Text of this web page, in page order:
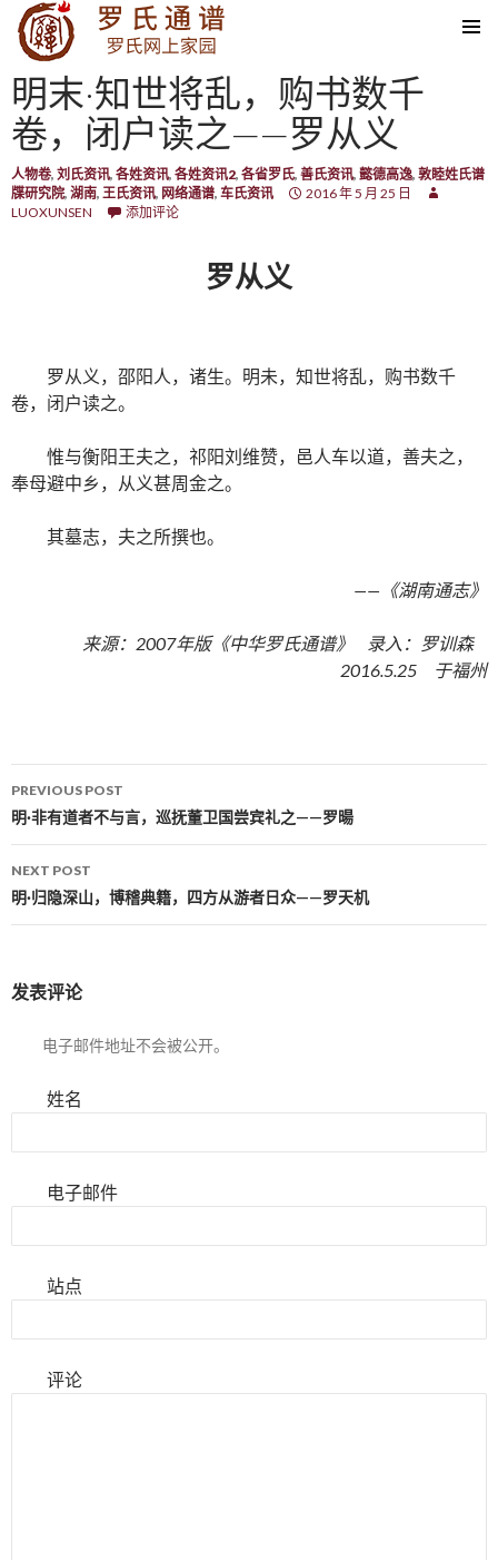
SKIP TO CONTENT
明末·知世将乱，购书数千
卷，闭户读之——罗从义
人物卷, 刘氏资讯, 各姓资讯, 各姓资讯2, 各省罗氏, 善氏资讯, 懿德高逸, 敦睦姓氏谱
牒研究院, 湖南, 王氏资讯, 网络通谱, 车氏资讯
2016 年 5 月 25 日
LUOXUNSEN
添加评论
罗从义
罗从义，邵阳人，诸生。明未，知世将乱，购书数千
卷，闭户读之。
惟与衡阳王夫之，祁阳刘维赞，邑人车以道，善夫之，
奉母避中乡，从义甚周金之。
其墓志，夫之所撰也。
——《湖南通志》
来源：2007年版《中华罗氏通谱》 录入：罗训森
2016.5.25 于福州
Post navigation
PREVIOUS POST
明·非有道者不与言，巡抚董卫国尝宾礼之——罗暘
NEXT POST
明·归隐深山，博稽典籍，四方从游者日众——罗天机
发表评论
电子邮件地址不会被公开。
姓名
电子邮件
站点
评论